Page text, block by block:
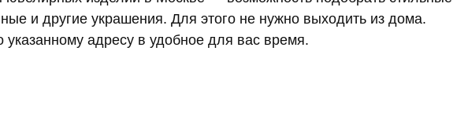
и другие украшения. Для этого не нужно выходить из дома.
указанному адресу в удобное для вас время.